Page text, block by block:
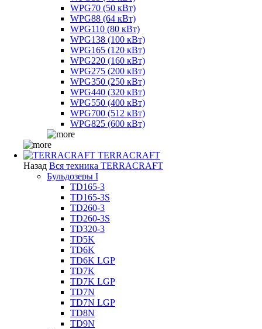
WPG70 (50 кВт)
WPG88 (64 кВт)
WPG110 (80 кВт)
WPG138 (100 кВт)
WPG165 (120 кВт)
WPG220 (160 кВт)
WPG275 (200 кВт)
WPG350 (250 кВт)
WPG440 (320 кВт)
WPG550 (400 кВт)
WPG700 (512 кВт)
WPG825 (600 кВт)
TERRACRAFT
Назад Вся техника TERRACRAFT
Бульдозеры I
TD165-3
TD165-3S
TD260-3
TD260-3S
TD320-3
TD5K
TD6K
TD6K LGP
TD7K
TD7K LGP
TD7N
TD7N LGP
TD8N
TD9N